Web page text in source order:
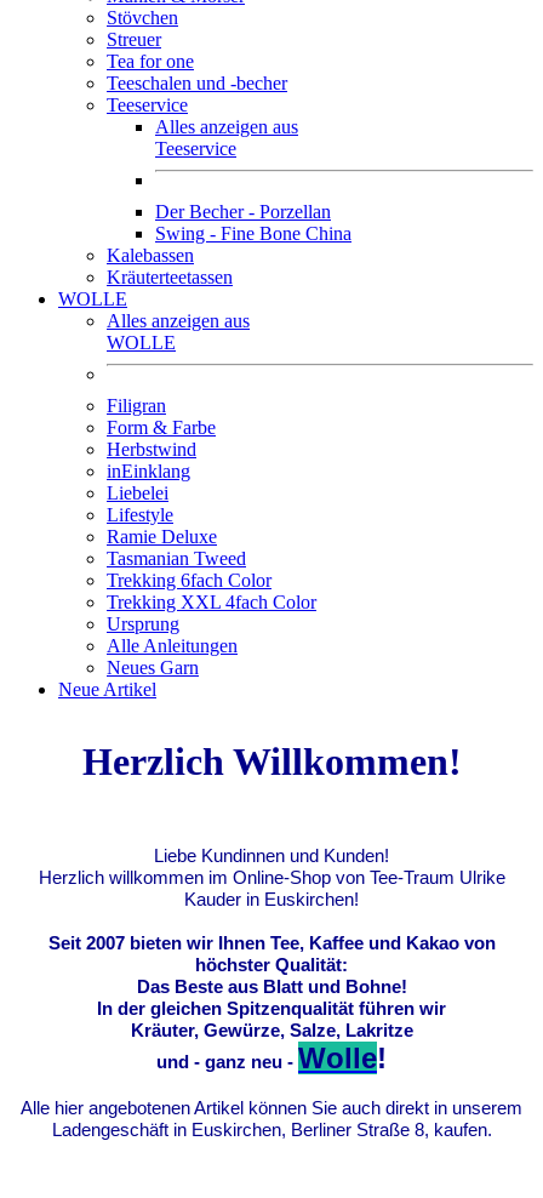
Stövchen
Streuer
Tea for one
Teeschalen und -becher
Teeservice
Alles anzeigen aus
Teeservice
Der Becher - Porzellan
Swing - Fine Bone China
Kalebassen
Kräuterteetassen
WOLLE
Alles anzeigen aus
WOLLE
Filigran
Form & Farbe
Herbstwind
inEinklang
Liebelei
Lifestyle
Ramie Deluxe
Tasmanian Tweed
Trekking 6fach Color
Trekking XXL 4fach Color
Ursprung
Alle Anleitungen
Neues Garn
Neue Artikel
Herzlich Willkommen!
Liebe Kundinnen und Kunden!
Herzlich willkommen im Online-Shop von Tee-Traum Ulrike
Kauder in Euskirchen!
Seit 2007 bieten wir Ihnen Tee, Kaffee und Kakao von
höchster Qualität:
Das Beste aus Blatt und Bohne!
In der gleichen Spitzenqualität führen wir
Kräuter, Gewürze, Salze, Lakritze
und - ganz neu - Wolle!
Alle hier angebotenen Artikel können Sie auch direkt in unserem
Ladengeschäft in Euskirchen, Berliner Straße 8, kaufen.